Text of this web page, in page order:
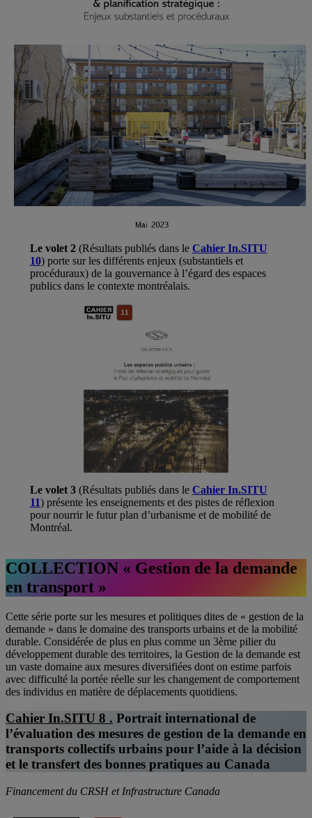
Le volet 2(Résultats publiés dans le Cahier In.SITU
10) porte sur les différents enjeux (substantiels et
procéduraux) de la gouvernance à l’égard des espaces
publics dans le contexte montréalais.
Le volet 3(Résultats publiés dans le Cahier In.SITU
11) présente les enseignements et des pistes de réflexion
pour nourrir le futur plan d’urbanisme et de mobilité de
Montréal.
COLLECTION « Gestion de la demande
en transport »
Cette série porte sur les mesures et politiques dites de « gestion de la
demande » dans le domaine des transports urbains et de la mobilité
durable. Considérée de plus en plus comme un 3ème pilier du
développement durable des territoires, la Gestion de la demande est
un vaste domaine aux mesures diversifiées dont on estime parfois
avec difficulté la portée réelle sur les changement de comportement
des individus en matière de déplacements quotidiens.
Cahier In.SITU 8 . Portrait international de
l’évaluation des mesures de gestion de la demande en
transports collectifs urbains pour l’aide à la décision
et le transfert des bonnes pratiques au Canada
Financement du CRSH et Infrastructure Canada